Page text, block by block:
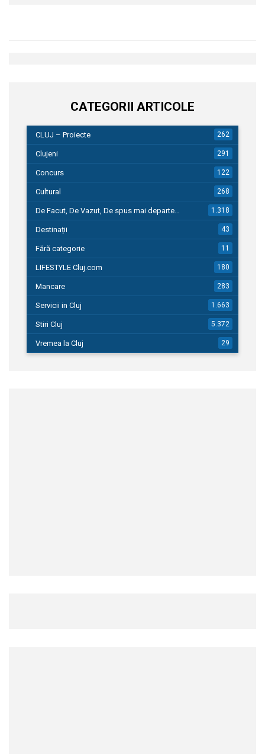
CATEGORII ARTICOLE
CLUJ – Proiecte 262
Clujeni 291
Concurs 122
Cultural 268
De Facut, De Vazut, De spus mai departe… 1.318
Destinații 43
Fără categorie 11
LIFESTYLE Cluj.com 180
Mancare 283
Servicii in Cluj 1.663
Stiri Cluj 5.372
Vremea la Cluj 29